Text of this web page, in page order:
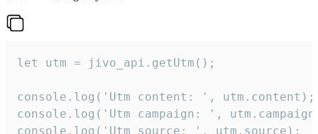
let utm = jivo_api.getUtm();
console.log('Utm content: ', utm.content);
console.log('Utm campaign: ',
console.log('Utm source: ', utm.source);